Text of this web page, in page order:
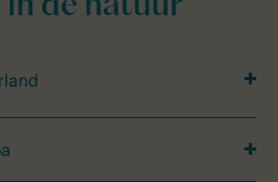
in de natuur